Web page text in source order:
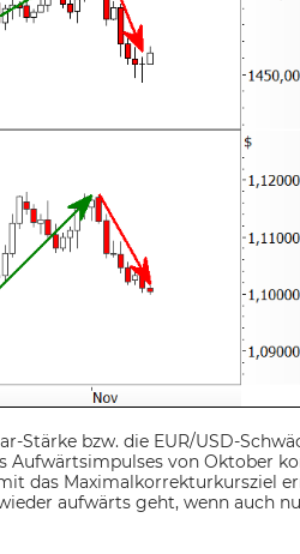
Stärke bzw. die EUR/USD-
Aufwärtsimpulses von Oktober
das Maximalkorrekturkursziel
aufwärts geht, wenn auch